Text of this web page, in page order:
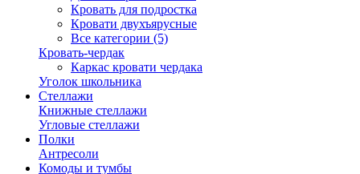
Кровать для подростка
Кровати двухъярусные
Все категории (5)
Кровать-чердак
Каркас кровати чердака
Уголок школьника
Стеллажи
Книжные стеллажи
Угловые стеллажи
Полки
Антресоли
Комоды и тумбы